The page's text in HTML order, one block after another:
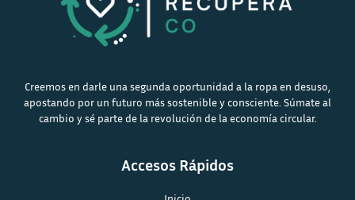
Creemos en darle una segunda oportunidad a la ropa en desuso,
apostando por un futuro más sostenible y consciente. Súmate al
cambio y sé parte de la revolución de la economía circular.
Accesos Rápidos